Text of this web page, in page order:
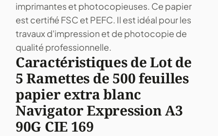
imprimantes et photocopieuses. Ce papier
est certifié FSC et PEFC. Il est idéal pour les
travaux d'impression et de photocopie de
qualité professionnelle.
Caractéristiques de Lot de
5 Ramettes de 500 feuilles
papier extra blanc
Navigator Expression A3
90G CIE 169